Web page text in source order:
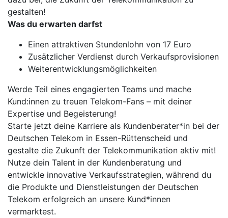
gestalten!
Was du erwarten darfst
Einen attraktiven Stundenlohn von 17 Euro
Zusätzlicher Verdienst durch Verkaufsprovisionen
Weiterentwicklungsmöglichkeiten
Werde Teil eines engagierten Teams und mache
Kund:innen zu treuen Telekom-Fans – mit deiner
Expertise und Begeisterung!
Starte jetzt deine Karriere als Kundenberater*in bei der
Deutschen Telekom in Essen-Rüttenscheid und
gestalte die Zukunft der Telekommunikation aktiv mit!
Nutze dein Talent in der Kundenberatung und
entwickle innovative Verkaufsstrategien, während du
die Produkte und Dienstleistungen der Deutschen
Telekom erfolgreich an unsere Kund*innen
vermarktest.